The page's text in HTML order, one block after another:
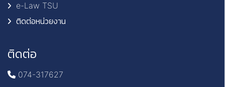
e-Law TSU
ติดต่อหน่วยงาน
ติดต่อ
074-317627